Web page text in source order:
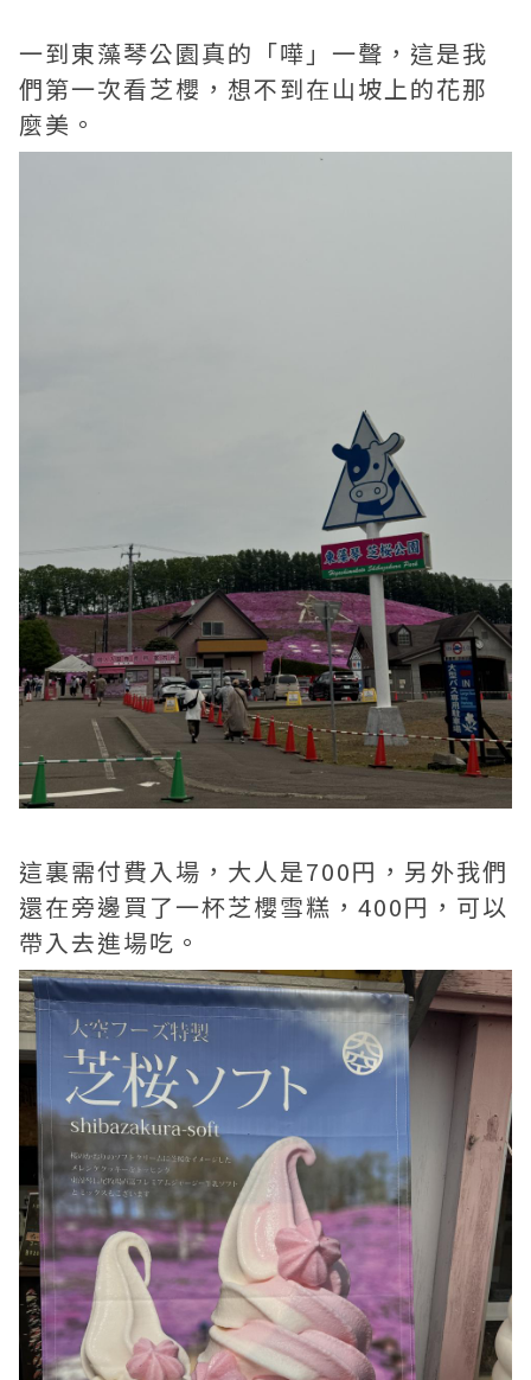
一到東藻琴公園真的「嘩」一聲，這是我
們第一次看芝櫻，想不到在山坡上的花那
麼美。
這裏需付費入場，大人是700円，另外我們
還在旁邊買了一杯芝櫻雪糕，400円，可以
帶入去進場吃。